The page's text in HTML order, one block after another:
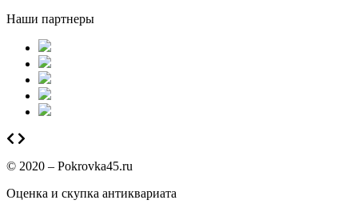
Наши партнеры
© 2020 – Pokrovka45.ru
Оценка и скупка антиквариата